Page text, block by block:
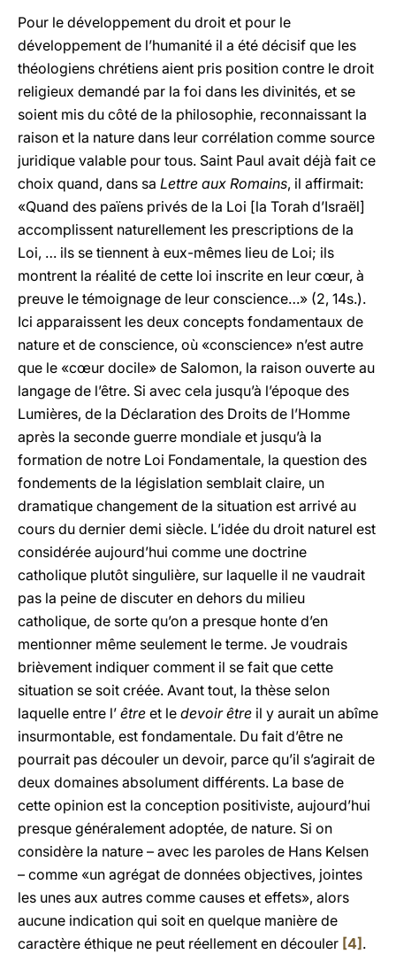
Pour le développement du droit et pour le
développement de l’humanité il a été décisif que les
théologiens chrétiens aient pris position contre le droit
religieux demandé par la foi dans les divinités, et se
soient mis du côté de la philosophie, reconnaissant la
raison et la nature dans leur corrélation comme source
juridique valable pour tous. Saint Paul avait déjà fait ce
choix quand, dans sa Lettre aux Romains, il affirmait:
«Quand des païens privés de la Loi [la Torah d’Israël]
accomplissent naturellement les prescriptions de la
Loi, … ils se tiennent à eux-mêmes lieu de Loi; ils
montrent la réalité de cette loi inscrite en leur cœur, à
preuve le témoignage de leur conscience…» (2, 14s.).
Ici apparaissent les deux concepts fondamentaux de
nature et de conscience, où «conscience» n’est autre
que le «cœur docile» de Salomon, la raison ouverte au
langage de l’être. Si avec cela jusqu’à l’époque des
Lumières, de la Déclaration des Droits de l’Homme
après la seconde guerre mondiale et jusqu’à la
formation de notre Loi Fondamentale, la question des
fondements de la législation semblait claire, un
dramatique changement de la situation est arrivé au
cours du dernier demi siècle. L’idée du droit naturel est
considérée aujourd’hui comme une doctrine
catholique plutôt singulière, sur laquelle il ne vaudrait
pas la peine de discuter en dehors du milieu
catholique, de sorte qu’on a presque honte d’en
mentionner même seulement le terme. Je voudrais
brièvement indiquer comment il se fait que cette
situation se soit créée. Avant tout, la thèse selon
laquelle entre l’ être et le devoir être il y aurait un abîme
insurmontable, est fondamentale. Du fait d’être ne
pourrait pas découler un devoir, parce qu’il s’agirait de
deux domaines absolument différents. La base de
cette opinion est la conception positiviste, aujourd’hui
presque généralement adoptée, de nature. Si on
considère la nature – avec les paroles de Hans Kelsen
– comme «un agrégat de données objectives, jointes
les unes aux autres comme causes et effets», alors
aucune indication qui soit en quelque manière de
caractère éthique ne peut réellement en découler [4] .